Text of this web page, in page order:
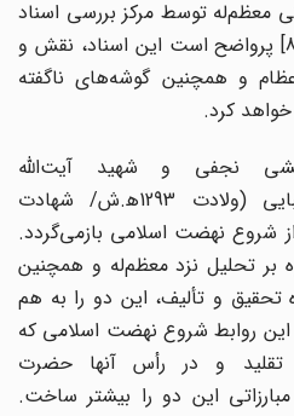
معظم‌له توسط مرکز بررسی اسناد
پرواضح است این اسناد، نقش و
و همچنین گوشه‌های ناگفته
کرد.
نجفی و شهید آیت‌الله
سیدمحمدعلی قاضی طباطبایی (ولادت 1293ه‍.ش/ شهادت
شروع نهضت اسلامی بازمی‌گردد.
بر تحلیل نزد معظم‌له و همچنین
و تألیف، این دو را به هم
روابط شروع نهضت اسلامی که
و در رأس آنها حضرت
این دو را بیشتر ساخت.